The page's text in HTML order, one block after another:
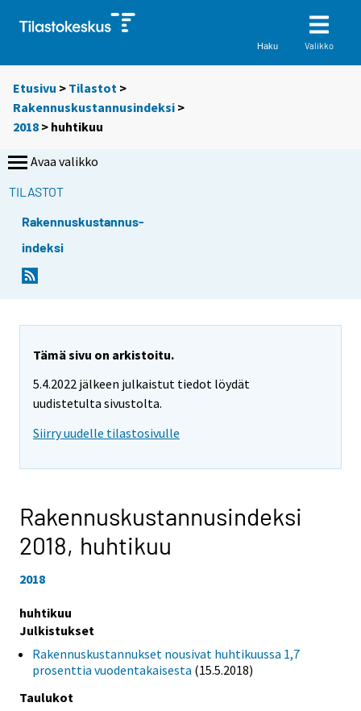
Haku Valikko
Etusivu > Tilastot >
Rakennuskustannusindeksi >
2018 > huhtikuu
Avaa valikko
TILASTOT
Rakennuskustannus-
indeksi
Tämä sivu on arkistoitu.
5.4.2022 jälkeen julkaistut tiedot löydät
uudistetulta sivustolta.
Siirry uudelle tilastosivulle
Rakennuskustannusindeksi
2018, huhtikuu
2018
huhtikuu
Julkistukset
Rakennuskustannukset nousivat huhtikuussa 1,7
prosenttia vuodentakaisesta (15.5.2018)
Taulukot